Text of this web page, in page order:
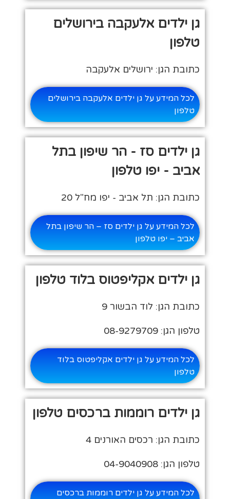
גן ילדים אלעקבה בירושלים
טלפון
כתובת הגן: ירושלים אלעקבה
לכל המידע על גן ילדים אלעקבה בירושלים
טלפון
גן ילדים סז - הר שיפון בתל
אביב - יפו טלפון
כתובת הגן: תל אביב - יפו מח"ל 20
לכל המידע על גן ילדים סז – הר שיפון בתל
אביב – יפו טלפון
גן ילדים אקליפטוס בלוד טלפון
כתובת הגן: לוד הבשור 9
טלפון הגן: 08-9279709
לכל המידע על גן ילדים אקליפטוס בלוד
טלפון
גן ילדים רוממות ברכסים טלפון
כתובת הגן: רכסים האורנים 4
טלפון הגן: 04-9040908
לכל המידע על גן ילדים רוממות ברכסים